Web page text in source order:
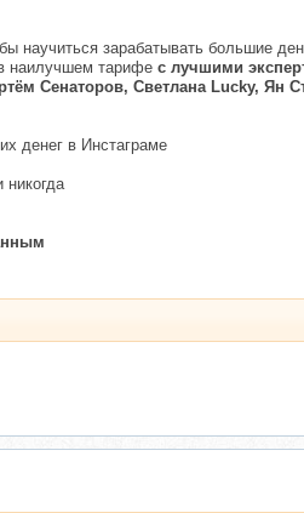
научиться зарабатывать большие
наилучшем тарифе с лучшими
Сенаторов, Светлана Lucky, Ян
денег в Инстаграме